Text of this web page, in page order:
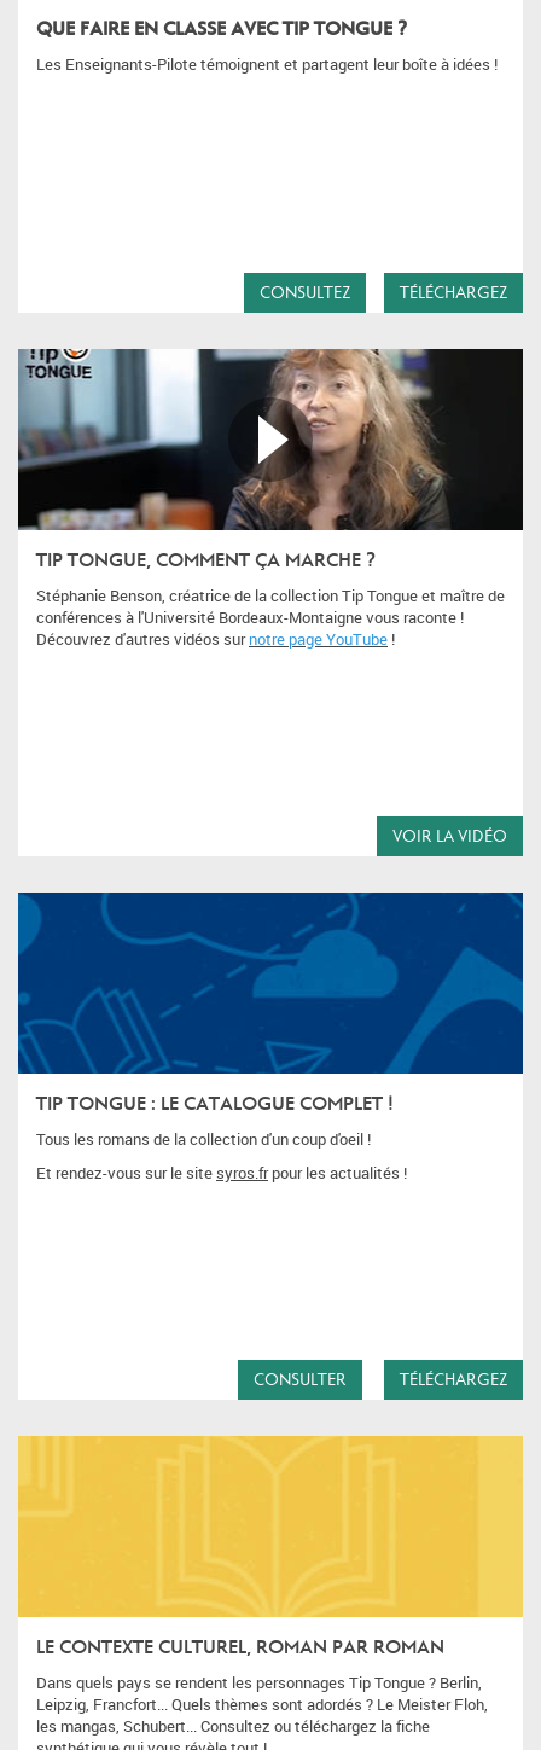
QUE FAIRE EN CLASSE AVEC TIP TONGUE ?
Les Enseignants-Pilote témoignent et partagent leur boîte à idées !
CONSULTEZ TÉLÉCHARGEZ
TIP TONGUE, COMMENT ÇA MARCHE ?
Stéphanie Benson, créatrice de la collection Tip Tongue et maître de
conférences à l'Université Bordeaux-Montaigne vous raconte !
Découvrez d'autres vidéos surnotre page YouTube !
VOIR LA VIDÉO
TIP TONGUE : LE CATALOGUE COMPLET !
Tous les romans de la collection d'un coup d'oeil !
Et rendez-vous sur le sitesyros.frpour les actualités !
CONSULTER TÉLÉCHARGEZ
LE CONTEXTE CULTUREL, ROMAN PAR ROMAN
Dans quels pays se rendent les personnages Tip Tongue ? Berlin,
Leipzig, Francfort... Quels thèmes sont adordés ? Le Meister Floh,
les mangas, Schubert... Consultez ou téléchargez la fiche